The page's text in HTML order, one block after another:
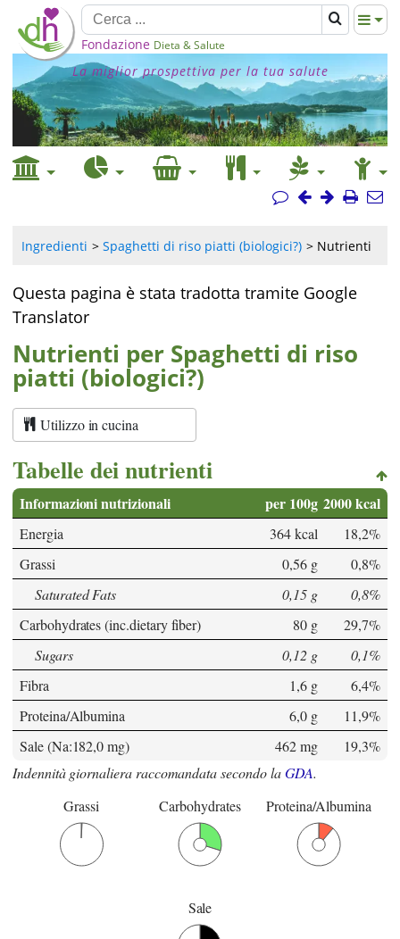
Fondazione Dieta & Salute
La miglior prospettiva per la tua salute
Ingredienti Spaghetti di riso piatti (biologici?) Nutrienti
Questa pagina è stata tradotta tramite Google
Translator
Nutrienti per Spaghetti di riso
piatti (biologici?)
Utilizzo in cucina
Tabelle dei nutrienti
Informazioni nutrizionali per 100g 2000 kcal
Energia 364 kcal
18,2%
Grassi
0,56 g
0,8%
Saturated Fats
0,15 g
0,8%
Carbohydrates (inc.dietary fiber)
80 g
29,7%
Sugars
0,12 g
0,1%
Fibra
1,6 g
6,4%
Proteina/Albumina
6,0 g
11,9%
Sale (Na:182,0 mg)
462 mg
19,3%
Indennità giornaliera raccomandata secondo laGDA.
Grassi
Carbohydrates Proteina/Albumina
Sale